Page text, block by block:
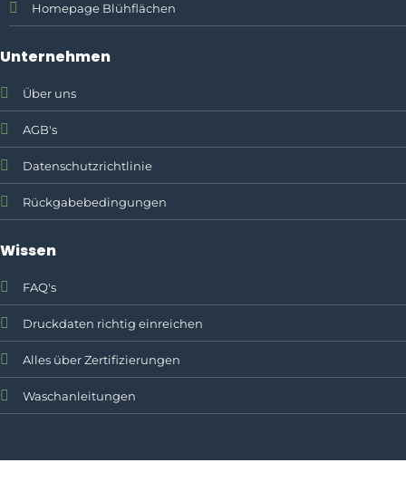
Homepage Blühflächen
Unternehmen
Über uns
AGB's
Datenschutzrichtlinie
Rückgabebedingungen
Wissen
FAQ's
Druckdaten richtig einreichen
Alles über Zertifizierungen
Waschanleitungen